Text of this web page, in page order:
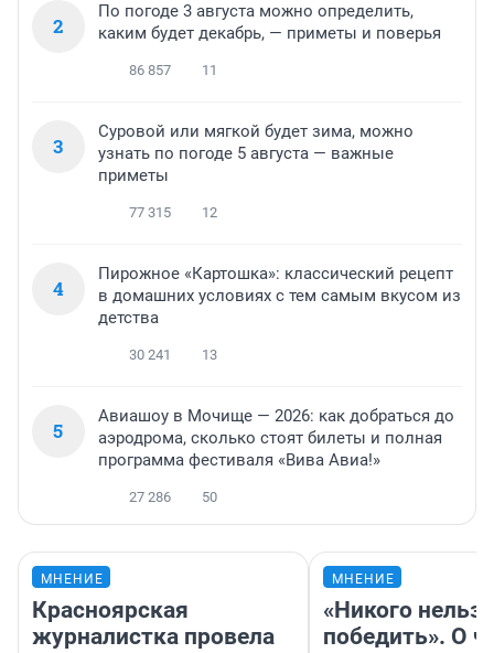
2
По погоде 3 августа можно определить,
каким будет декабрь, — приметы и поверья
86 857 11
3
Суровой или мягкой будет зима, можно
узнать по погоде 5 августа — важные
приметы
77 315 12
4
Пирожное «Картошка»: классический рецепт
в домашних условиях с тем самым вкусом из
детства
30 241 13
5
Авиашоу в Мочище — 2026: как добраться до
аэродрома, сколько стоят билеты и полная
программа фестиваля «Вива Авиа!»
27 286 50
МНЕНИЕ
Красноярская
журналистка провела
МНЕНИЕ
«Никого нельзя
победить». О